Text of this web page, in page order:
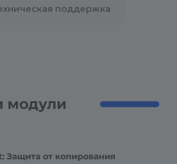
поддержка